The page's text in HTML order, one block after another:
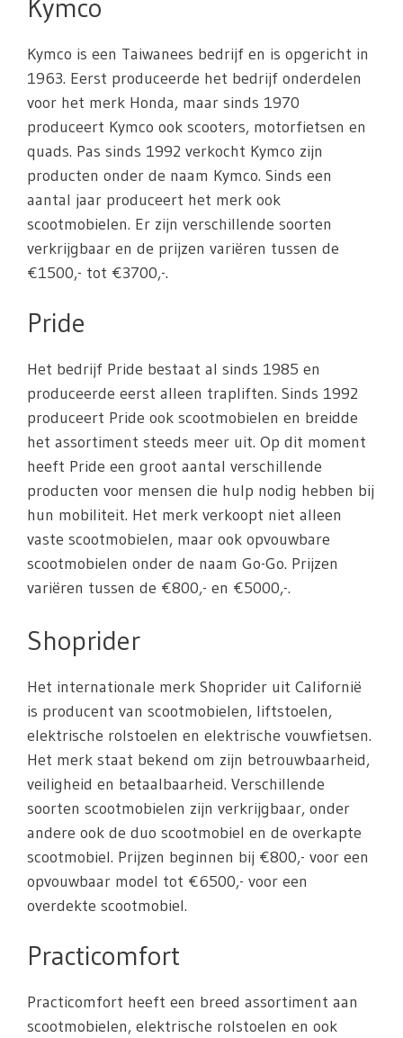
Kymco
Kymco is een Taiwanees bedrijf en is opgericht in
1963. Eerst produceerde het bedrijf onderdelen
voor het merk Honda, maar sinds 1970
produceert Kymco ook scooters, motorfietsen en
quads. Pas sinds 1992 verkocht Kymco zijn
producten onder de naam Kymco. Sinds een
aantal jaar produceert het merk ook
scootmobielen. Er zijn verschillende soorten
verkrijgbaar en de prijzen variëren tussen de
€1500,- tot €3700,-.
Pride
Het bedrijf Pride bestaat al sinds 1985 en
produceerde eerst alleen trapliften. Sinds 1992
produceert Pride ook scootmobielen en breidde
het assortiment steeds meer uit. Op dit moment
heeft Pride een groot aantal verschillende
producten voor mensen die hulp nodig hebben bij
hun mobiliteit. Het merk verkoopt niet alleen
vaste scootmobielen, maar ook opvouwbare
scootmobielen onder de naam Go-Go. Prijzen
variëren tussen de €800,- en €5000,-.
Shoprider
Het internationale merk Shoprider uit Californië
is producent van scootmobielen, liftstoelen,
elektrische rolstoelen en elektrische vouwfietsen.
Het merk staat bekend om zijn betrouwbaarheid,
veiligheid en betaalbaarheid. Verschillende
soorten scootmobielen zijn verkrijgbaar, onder
andere ook de duo scootmobiel en de overkapte
scootmobiel. Prijzen beginnen bij €800,- voor een
opvouwbaar model tot €6500,- voor een
overdekte scootmobiel.
Practicomfort
Practicomfort heeft een breed assortiment aan
scootmobielen, elektrische rolstoelen en ook